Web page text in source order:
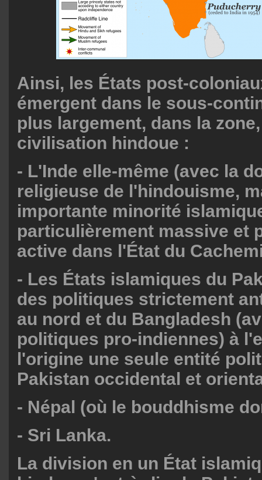
Ainsi, les États post-
émergent dans le sous-
plus largement, dans la
civilisation hindoue :
- L'Inde elle-même (avec la
religieuse de l'hindouisme,
importante minorité
particulièrement massive et
active dans l'État du
- Les États islamiques du
des politiques strictement
au nord et du Bangladesh
politiques pro-indiennes) à
l'origine une seule entité
Pakistan occidental et
- Népal (où le bouddhisme
- Sri Lanka.
La division en un État